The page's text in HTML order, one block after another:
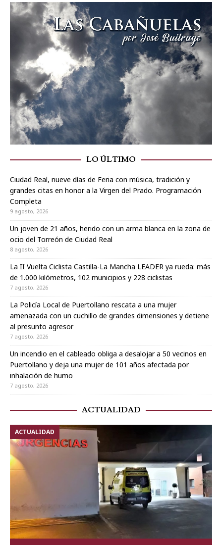
LO ÚLTIMO
Ciudad Real, nueve días de Feria con música, tradición y
grandes citas en honor a la Virgen del Prado. Programación
Completa
9 agosto, 2026
Un joven de 21 años, herido con un arma blanca en la zona de
ocio del Torreón de Ciudad Real
8 agosto, 2026
La II Vuelta Ciclista Castilla-La Mancha LEADER ya rueda: más
de 1.000 kilómetros, 102 municipios y 228 ciclistas
7 agosto, 2026
La Policía Local de Puertollano rescata a una mujer
amenazada con un cuchillo de grandes dimensiones y detiene
al presunto agresor
7 agosto, 2026
Un incendio en el cableado obliga a desalojar a 50 vecinos en
Puertollano y deja una mujer de 101 años afectada por
inhalación de humo
7 agosto, 2026
ACTUALIDAD
ACTUALIDAD